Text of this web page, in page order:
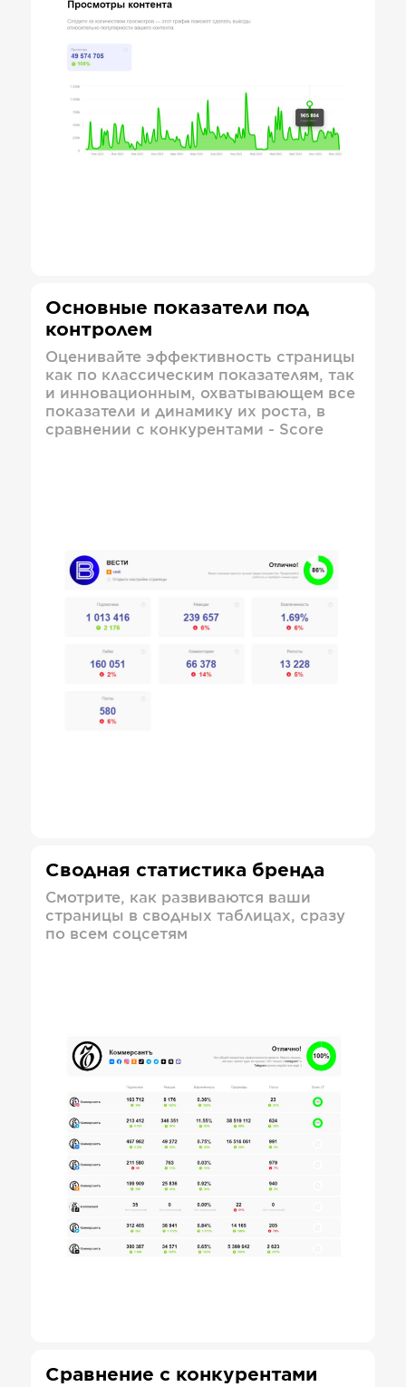
Основные показатели под
контролем
Оценивайте эффективность страницы
как по классическим показателям, так
и инновационным, охватывающем все
показатели и динамику их роста, в
сравнении с конкурентами - Score
Сводная статистика бренда
Смотрите, как развиваются ваши
страницы в сводных таблицах, сразу
по всем соцсетям
Сравнение с конкурентами